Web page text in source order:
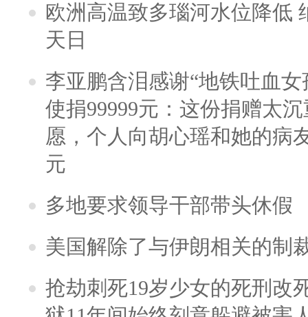
欧洲高温致多瑙河水位降低
天日
李亚鹏含泪感谢“地铁吐血
使捐99999元：这份捐赠太
愿，个人向胡心瑶和她的病
元
多地要求领导干部带头休假
美国解除了与伊朗相关的制
抢劫刺死19岁少女的死刑改